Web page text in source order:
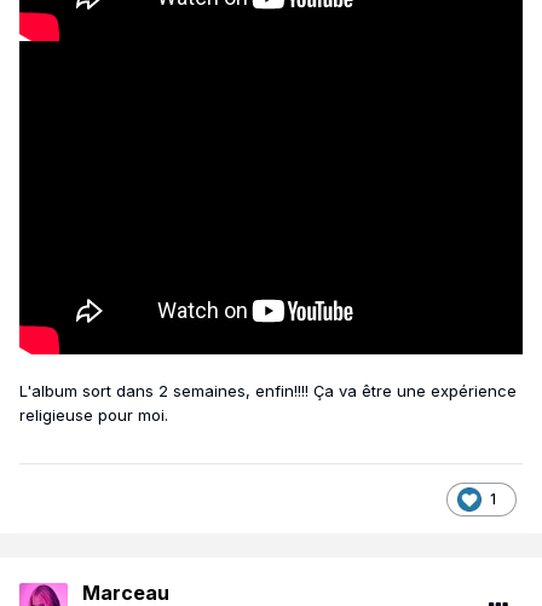
L'album sort dans 2 semaines, enfin!!!! Ça va être une expérience
religieuse pour moi.
1
Marceau